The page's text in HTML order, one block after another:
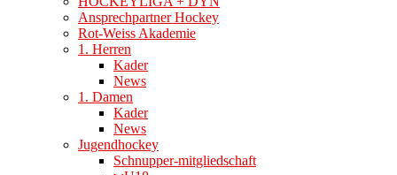
Ansprechpartner Hockey
Rot-Weiss Akademie
1. Herren
Kader
News
1. Damen
Kader
News
Jugendhockey
Schnupper-mitgliedschaft